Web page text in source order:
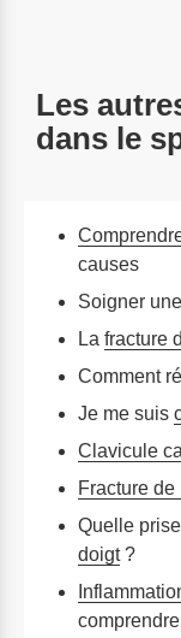
Les
dans le
causes
Soigner une
La fracture
Comment
Je me suis
Clavicule
Fracture de
Quelle
doigt?